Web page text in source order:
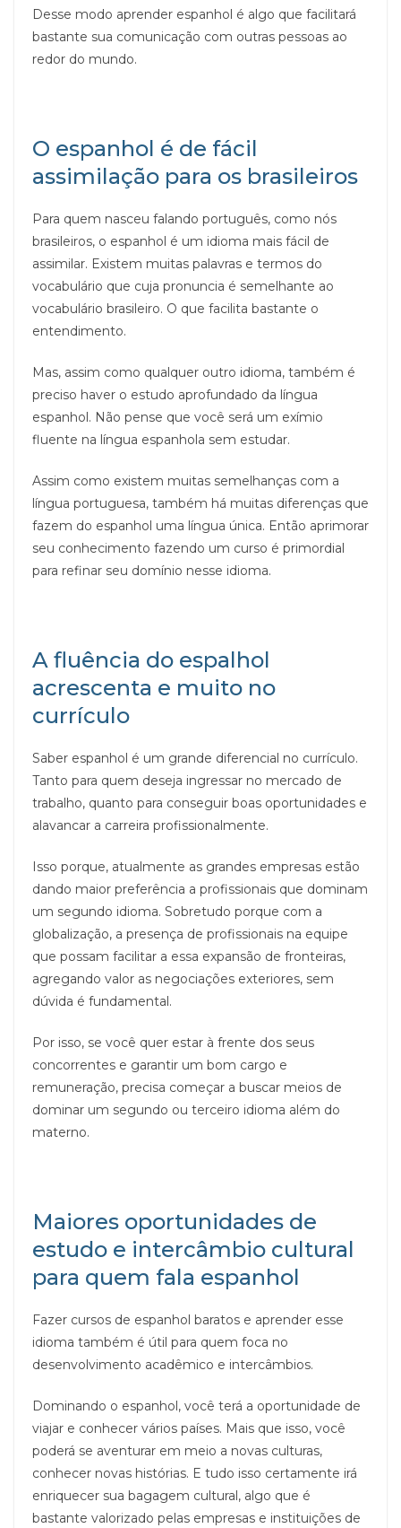
Desse modo aprender espanhol é algo que facilitará
bastante sua comunicação com outras pessoas ao
redor do mundo.
O espanhol é de fácil
assimilação para os brasileiros
Para quem nasceu falando português, como nós
brasileiros, o espanhol é um idioma mais fácil de
assimilar. Existem muitas palavras e termos do
vocabulário que cuja pronuncia é semelhante ao
vocabulário brasileiro. O que facilita bastante o
entendimento.
Mas, assim como qualquer outro idioma, também é
preciso haver o estudo aprofundado da língua
espanhol. Não pense que você será um exímio
fluente na língua espanhola sem estudar.
Assim como existem muitas semelhanças com a
língua portuguesa, também há muitas diferenças que
fazem do espanhol uma língua única. Então aprimorar
seu conhecimento fazendo um curso é primordial
para refinar seu domínio nesse idioma.
A fluência do espalhol
acrescenta e muito no
currículo
Saber espanhol é um grande diferencial no currículo.
Tanto para quem deseja ingressar no mercado de
trabalho, quanto para conseguir boas oportunidades e
alavancar a carreira profissionalmente.
Isso porque, atualmente as grandes empresas estão
dando maior preferência a profissionais que dominam
um segundo idioma. Sobretudo porque com a
globalização, a presença de profissionais na equipe
que possam facilitar a essa expansão de fronteiras,
agregando valor as negociações exteriores, sem
dúvida é fundamental.
Por isso, se você quer estar à frente dos seus
concorrentes e garantir um bom cargo e
remuneração, precisa começar a buscar meios de
dominar um segundo ou terceiro idioma além do
materno.
Maiores oportunidades de
estudo e intercâmbio cultural
para quem fala espanhol
Fazer cursos de espanhol baratos e aprender esse
idioma também é útil para quem foca no
desenvolvimento acadêmico e intercâmbios.
Dominando o espanhol, você terá a oportunidade de
viajar e conhecer vários países. Mais que isso, você
poderá se aventurar em meio a novas culturas,
conhecer novas histórias. E tudo isso certamente irá
enriquecer sua bagagem cultural, algo que é
bastante valorizado pelas empresas e instituições de